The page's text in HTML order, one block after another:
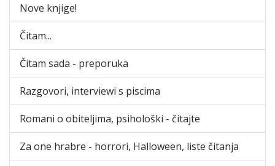
Nove knjige!
Čitam...
Čitam sada - preporuka
Razgovori, interviewi s piscima
Romani o obiteljima, psihološki - čitajte
Za one hrabre - horrori, Halloween, liste čitanja